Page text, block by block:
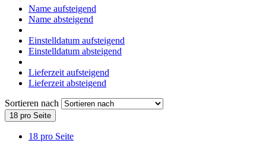
Name aufsteigend
Name absteigend
Einstelldatum aufsteigend
Einstelldatum absteigend
Lieferzeit aufsteigend
Lieferzeit absteigend
Sortieren nach
18 pro Seite
18 pro Seite